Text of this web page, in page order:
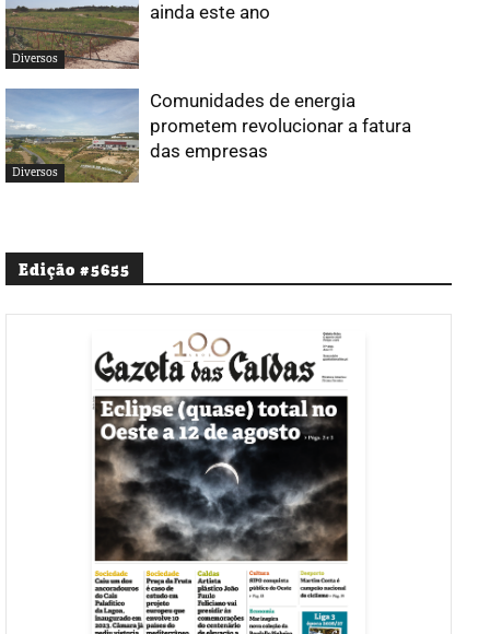
Diversos
ainda este ano
Diversos
Comunidades de energia
prometem revolucionar a fatura
das empresas
Edição #5655